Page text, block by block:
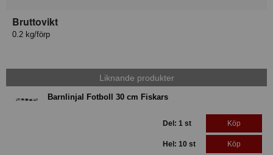
Bruttovikt
0.2 kg/förp
Liknande produkter
Barnlinjal Fotboll 30 cm Fiskars
Del: 1 st Köp
Hel: 10 st Köp